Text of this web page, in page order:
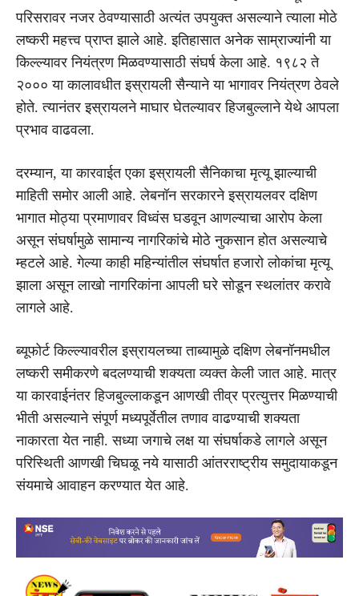
परिसरावर नजर ठेवण्यासाठी अत्यंत उपयुक्त असल्याने त्याला मोठे
लष्करी महत्त्व प्राप्त झाले आहे. इतिहासात अनेक साम्राज्यांनी या
किल्ल्यावर नियंत्रण मिळवण्यासाठी संघर्ष केला आहे. १९८२ ते
२००० या कालावधीत इस्रायली सैन्याने या भागावर नियंत्रण ठेवले
होते. त्यानंतर इस्रायलने माघार घेतल्यावर हिजबुल्लाने येथे आपला
प्रभाव वाढवला.
दरम्यान, या कारवाईत एका इस्रायली सैनिकाचा मृत्यू झाल्याची
माहिती समोर आली आहे. लेबनॉन सरकारने इस्रायलवर दक्षिण
भागात मोठ्या प्रमाणावर विध्वंस घडवून आणल्याचा आरोप केला
असून संघर्षामुळे सामान्य नागरिकांचे मोठे नुकसान होत असल्याचे
म्हटले आहे. गेल्या काही महिन्यांतील संघर्षात हजारो लोकांचा मृत्यू
झाला असून लाखो नागरिकांना आपली घरे सोडून स्थलांतर करावे
लागले आहे.
ब्यूफोर्ट किल्ल्यावरील इस्रायलच्या ताब्यामुळे दक्षिण लेबनॉनमधील
लष्करी समीकरणे बदलण्याची शक्यता व्यक्त केली जात आहे. मात्र
या कारवाईनंतर हिजबुल्लाकडून आणखी तीव्र प्रत्युत्तर मिळण्याची
भीती असल्याने संपूर्ण मध्यपूर्वेतील तणाव वाढण्याची शक्यता
नाकारता येत नाही. सध्या जगाचे लक्ष या संघर्षाकडे लागले असून
परिस्थिती आणखी चिघळू नये यासाठी आंतरराष्ट्रीय समुदायाकडून
संयमाचे आवाहन करण्यात येत आहे.